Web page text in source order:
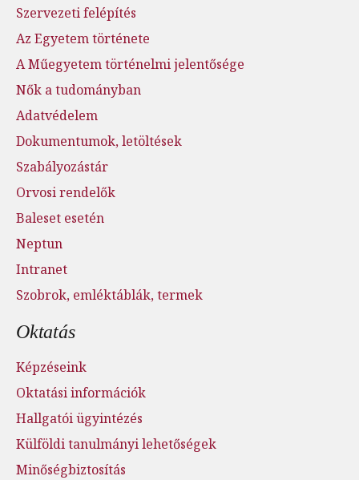
Szervezeti felépítés
Az Egyetem története
A Műegyetem történelmi jelentősége
Nők a tudományban
Adatvédelem
Dokumentumok, letöltések
Szabályozástár
Orvosi rendelők
Baleset esetén
Neptun
Intranet
Szobrok, emléktáblák, termek
Oktatás
Képzéseink
Oktatási információk
Hallgatói ügyintézés
Külföldi tanulmányi lehetőségek
Minőségbiztosítás